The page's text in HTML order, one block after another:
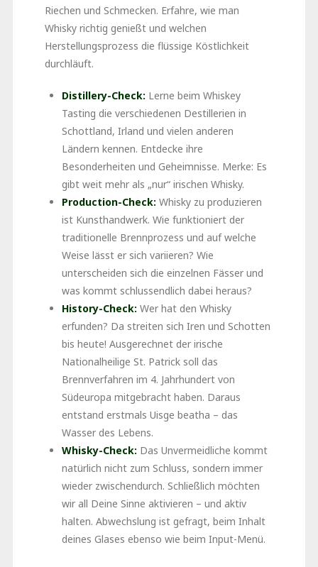
Riechen und Schmecken. Erfahre, wie man
Whisky richtig genießt und welchen
Herstellungsprozess die flüssige Köstlichkeit
durchläuft.
Distillery-Check: Lerne beim Whiskey
Tasting die verschiedenen Destillerien in
Schottland, Irland und vielen anderen
Ländern kennen. Entdecke ihre
Besonderheiten und Geheimnisse. Merke: Es
gibt weit mehr als „nur“ irischen Whisky.
Production-Check: Whisky zu produzieren
ist Kunsthandwerk. Wie funktioniert der
traditionelle Brennprozess und auf welche
Weise lässt er sich variieren? Wie
unterscheiden sich die einzelnen Fässer und
was kommt schlussendlich dabei heraus?
History-Check: Wer hat den Whisky
erfunden? Da streiten sich Iren und Schotten
bis heute! Ausgerechnet der irische
Nationalheilige St. Patrick soll das
Brennverfahren im 4. Jahrhundert von
Südeuropa mitgebracht haben. Daraus
entstand erstmals Uisge beatha – das
Wasser des Lebens.
Whisky-Check: Das Unvermeidliche kommt
natürlich nicht zum Schluss, sondern immer
wieder zwischendurch. Schließlich möchten
wir all Deine Sinne aktivieren – und aktiv
halten. Abwechslung ist gefragt, beim Inhalt
deines Glases ebenso wie beim Input-Menü.